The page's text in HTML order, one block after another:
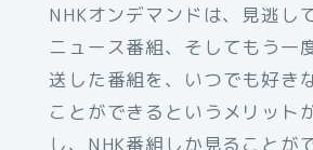
NHKオンデマンドは、見逃し
ニュース番組、そしてもう一
送した番組を、いつでも好き
ことができるというメリット
し、NHK番組しか見ることが